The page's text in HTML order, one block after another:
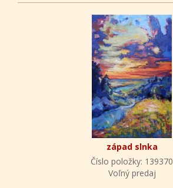
západ slnka
Číslo položky: 139370
Voľný predaj